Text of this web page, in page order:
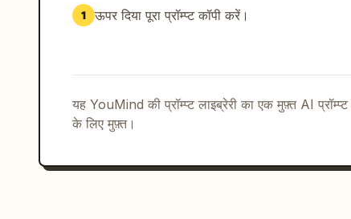
1 ऊपर दिया पूरा प्रॉम्प्ट कॉपी करें।
यह YouMind की प्रॉम्प्ट लाइब्रेरी का एक मुफ़्त AI
के लिए मुफ़्त।